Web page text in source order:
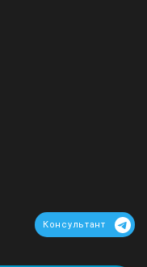
Консультант